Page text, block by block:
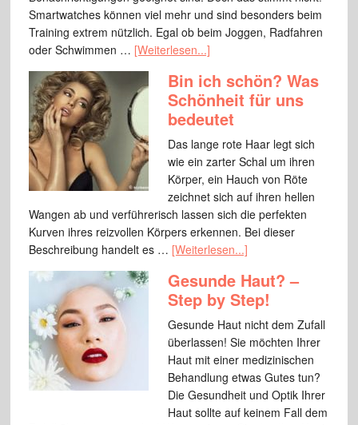
Smartwatches können viel mehr und sind besonders beim
Training extrem nützlich. Egal ob beim Joggen, Radfahren
oder Schwimmen … [Weiterlesen...]
Bin ich schön? Was
Schönheit für uns
bedeutet
Das lange rote Haar legt sich
wie ein zarter Schal um ihren
Körper, ein Hauch von Röte
zeichnet sich auf ihren hellen
Wangen ab und verführerisch lassen sich die perfekten
Kurven ihres reizvollen Körpers erkennen. Bei dieser
Beschreibung handelt es … [Weiterlesen...]
Gesunde Haut? –
Step by Step!
Gesunde Haut nicht dem Zufall
überlassen! Sie möchten Ihrer
Haut mit einer medizinischen
Behandlung etwas Gutes tun?
Die Gesundheit und Optik Ihrer
Haut sollte auf keinem Fall dem